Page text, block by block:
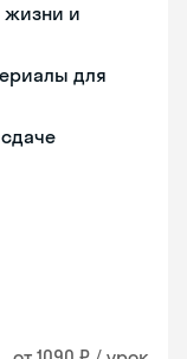
жизни и
для